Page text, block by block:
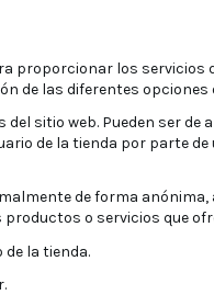
proporcionar los
de las diferentes opciones
sitio web. Pueden ser
de la tienda por parte
de forma
o servicios que
la tienda.